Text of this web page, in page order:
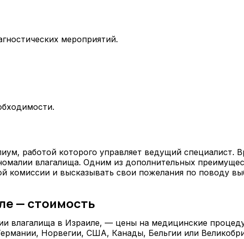
мероприятий.
работой которого управляет ведущий специалист.
влагалища. Одним из дополнительных
комиссии и высказывать свои пожелания по поводу
— стоимость
влагалища в Израиле, — цены на медицинские
Норвегии, США, Канады, Бельгии или